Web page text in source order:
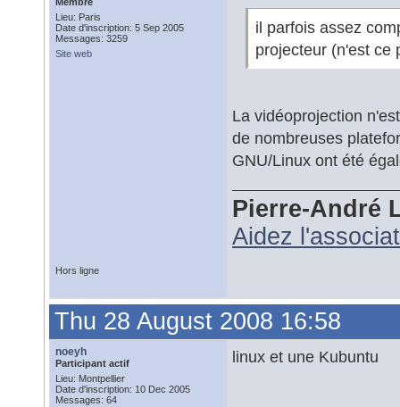
Lieu: Paris
Date d'inscription: 5 Sep 2005
Messages: 3259
Site web
il parfois assez
projecteur (n'est ce
La vidéoprojection
de nombreuses
GNU/Linux ont été
Pierre-André
Aidez
Hors ligne
Thu 28 August 2008 16:58
noeyh
Participant actif
Lieu: Montpellier
Date d'inscription: 10 Dec 2005
Messages: 64
linux et une Kubuntu